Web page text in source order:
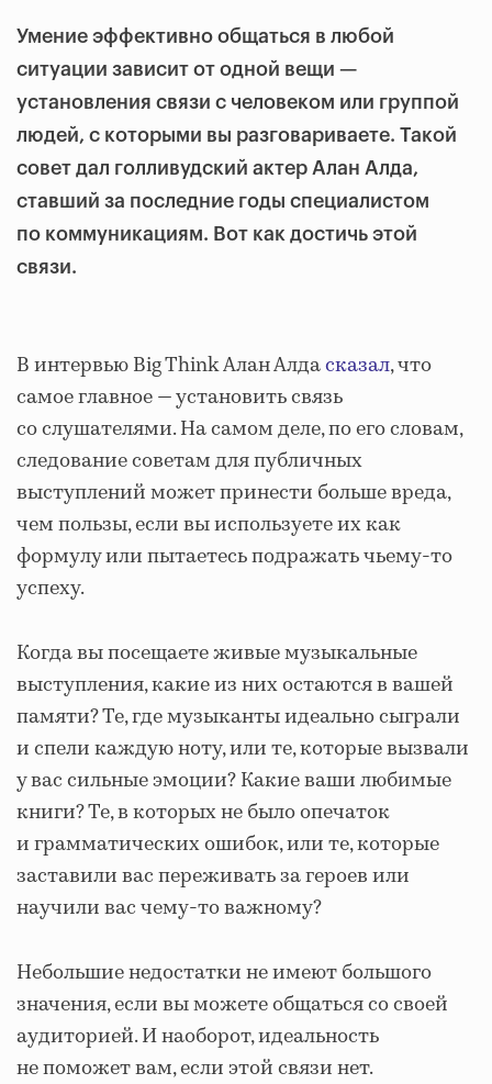
Умение эффективно общаться в любой
ситуации зависит от одной вещи —
установления связи с человеком или группой
людей, с которыми вы разговариваете. Такой
совет дал голливудский актер Алан Алда,
ставший за последние годы специалистом
по коммуникациям. Вот как достичь этой
связи.
В интервью Big Think Алан Алдасказал, что
самое главное — установить связь
со слушателями. На самом деле, по его словам,
следование советам для публичных
выступлений может принести больше вреда,
чем пользы, если вы используете их как
формулу или пытаетесь подражать чьему-то
успеху.
Когда вы посещаете живые музыкальные
выступления, какие из них остаются в вашей
памяти? Те, где музыканты идеально сыграли
и спели каждую ноту, или те, которые вызвали
у вас сильные эмоции? Какие ваши любимые
книги? Те, в которых не было опечаток
и грамматических ошибок, или те, которые
заставили вас переживать за героев или
научили вас чему-то важному?
Небольшие недостатки не имеют большого
значения, если вы можете общаться со своей
аудиторией. И наоборот, идеальность
не поможет вам, если этой связи нет.